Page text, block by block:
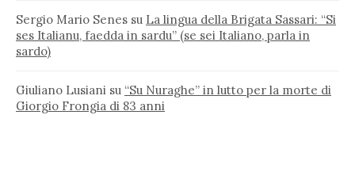
Sergio Mario Senes su La lingua della Brigata Sassari: “Si
ses Italianu, faedda in sardu” (se sei Italiano, parla in
sardo)
Giuliano Lusiani su “Su Nuraghe” in lutto per la morte di
Giorgio Frongia di 83 anni